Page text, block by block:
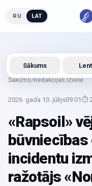
RU LAT
Sākums/Redakcijas izvēle
2026. gada 10. jūlijs09:01 ⏱
«Rapsoil»
incidentu
ražotājs
Sākums